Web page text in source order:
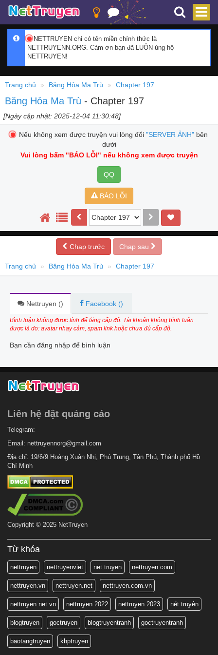
NETTRUYEN chỉ có tên miền chính thức là
NETTRUYENN.ORG. Cảm ơn bạn đã LUÔN ủng hộ
NETTRUYEN!
Trang chủ Băng Hỏa Ma Trù Chapter 197
Băng Hỏa Ma Trù - Chapter 197
[Ngày cập nhật: 2025-12-04 11:30:48]
Nếu không xem được truyện vui lòng đổi "SERVER ẢNH"bên
dưới
Vui lòng bấm "BÁO LỖI" nếu không xem được truyện
QQ
BÁO LỖI
Chap trước Chap sau
Trang chủ Băng Hỏa Ma Trù Chapter 197
Nettruyen () Facebook ()
Bình luận không được tính để tăng cấp độ. Tài khoản không bình luận
được là do: avatar nhạy cảm, spam link hoặc chưa đủ cấp độ.
Bạn cần đăng nhập để bình luận
Liên hệ dặt quảng cáo
Telegram:
Email: nettruyennorg@gmail.com
Địa chỉ: 19/6/9 Hoàng Xuân Nhị, Phú Trung, Tân Phú, Thành phố Hồ
Chí Minh
Copyright © 2025 NetTruyen
Từ khóa
nettruyen nettruyenviet net truyen nettruyen.com
nettruyen.vn nettruyen.net nettruyen.com.vn
nettruyen.net.vn nettruyen 2022 nettruyen 2023 nét truyện
blogtruyen goctruyen blogtruyentranh goctruyentranh
baotangtruyen khptruyen